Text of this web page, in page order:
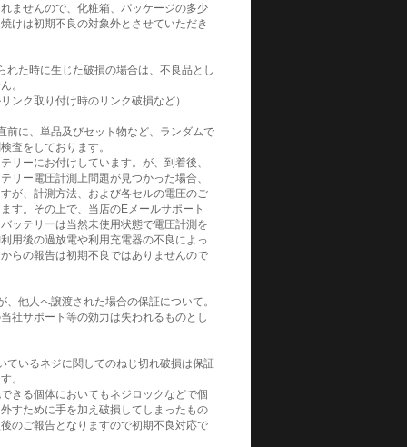
ませんので、化粧箱、パッケージの多少
けは初期不良の対象外とさせていただき
れた時に生じた破損の場合は、不良品とし
。
ンク取り付け時のリンク破損など）
前に、単品及びセット物など、ランダムで
査をしております。
リーにお付けしています。が、到着後、
リー電圧計測上問題が見つかった場合、
が、計測方法、および各セルの電圧のご
す。その上で、当店のEメールサポート
ッテリーは当然未使用状態で電圧計測を
用後の過放電や利用充電器の不良によっ
らの報告は初期不良ではありませんので
、他人へ譲渡された場合の保証について。
社サポート等の効力は失われるものとし
ているネジに関してのねじ切れ破損は保証
。
きる個体においてもネジロックなどで個
すために手を加え破損してしまったもの
のご報告となりますので初期不良対応で